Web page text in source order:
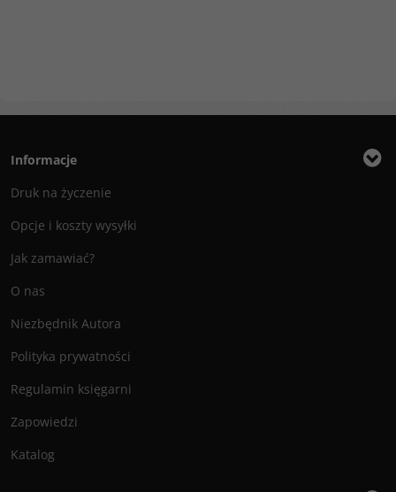
Informacje
Druk na życzenie
Opcje i koszty wysyłki
Jak zamawiać?
O nas
Niezbędnik Autora
Polityka prywatności
Regulamin księgarni
Zapowiedzi
Katalog